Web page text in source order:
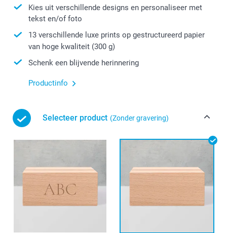
Kies uit verschillende designs en personaliseer met
tekst en/of foto
13 verschillende luxe prints op gestructureerd papier
van hoge kwaliteit (300 g)
Schenk een blijvende herinnering
Productinfo
Selecteer product (Zonder gravering)